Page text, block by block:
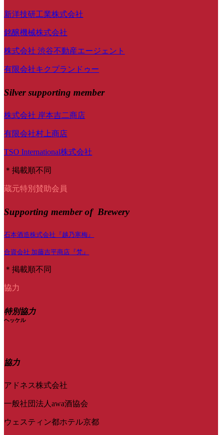
新洋技研工業株式会社
銘醸機械株式会社
株式会社 渋谷不動産エージェント
有限会社キクプランドゥー
Silver supporting member
株式会社 岸本吉二商店
有限会社村上商店
TSO International株式会社
＊掲載順不同
蔵元特別賛助会員
Supporting member of Brewery
石本酒造株式会社『越乃寒梅』
合資会社 加藤吉平商店『梵』
＊掲載順不同
協力
特別協力
ヘッケル
協力
アドネス株式会社
一般社団法人awa酒協会
ウェスティン都ホテル京都